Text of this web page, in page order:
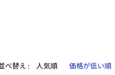
べ替え 人気順 価格が低い順